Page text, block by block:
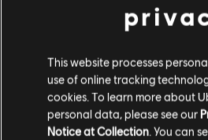
Ultimate Edition
This website processes
use of online tracking
cookies. To learn more about
personal data, please see our
Notice at Collection. You can